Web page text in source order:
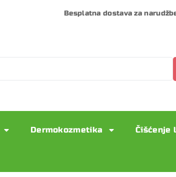
Besplatna dostava za
Dermokozmetika Čišćenje